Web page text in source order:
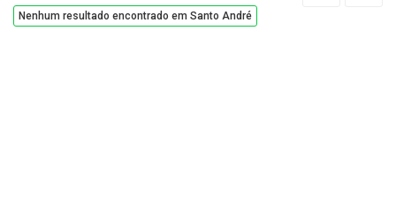
Nenhum resultado encontrado em Santo André